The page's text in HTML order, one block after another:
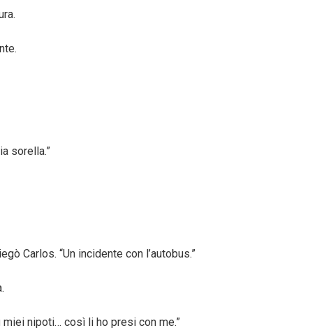
sorella.”
Carlos. “Un incidente con l’autobus.”
miei nipoti… così li ho presi con me.”